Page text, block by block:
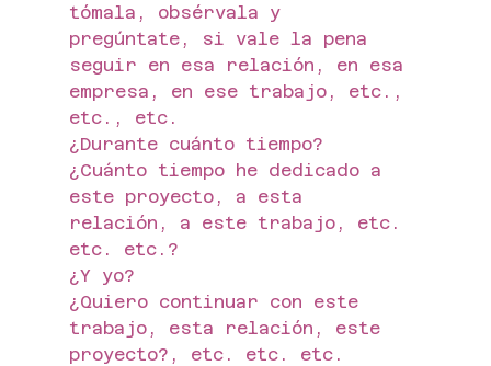
tómala, obsérvala y
pregúntate, si vale la pena
seguir en esa relación, en esa
empresa, en ese trabajo, etc.,
etc., etc.
¿Durante cuánto tiempo?
¿Cuánto tiempo he dedicado a
este proyecto, a esta
relación, a este trabajo, etc.
etc. etc.?
¿Y yo?
¿Quiero continuar con este
trabajo, esta relación, este
proyecto?, etc. etc. etc.